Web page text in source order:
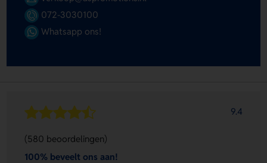
072-3030100
Whatsapp ons!
9.4
(580 beoordelingen)
100% beveelt ons aan!